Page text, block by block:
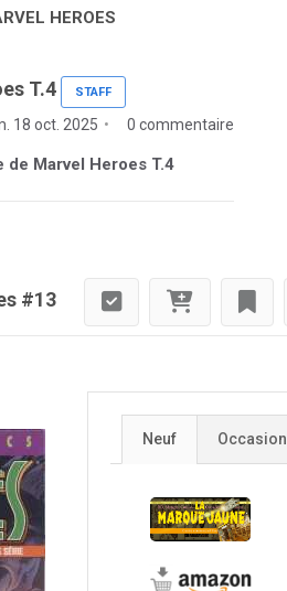
HEROES
T.4 STAFF
18 oct. 2025 0 commentaire
de Marvel Heroes T.4
#13
Neuf Occasion